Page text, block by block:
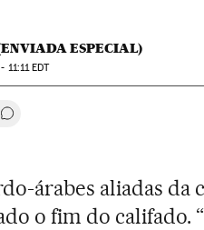
ESPECIAL)
11:11EDT
Twitter
Redes Sociales
Comentários
árabes aliadas da
o fim do califado.